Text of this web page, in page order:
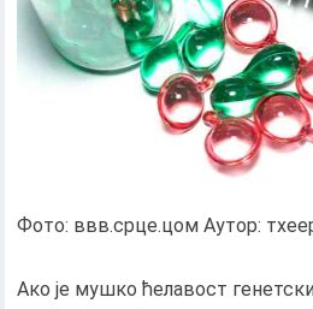
Фото: ввв.срце.цом Аутор:
Ако је мушко ћелавост